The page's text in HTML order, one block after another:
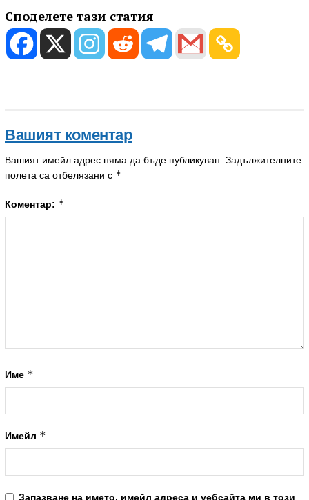
Споделете тази статия
Вашият коментар
Вашият имейл адрес няма да бъде публикуван. Задължителните
полета са отбелязани с *
Коментар: *
Име *
Имейл *
Запазване на името, имейл адреса и уебсайта ми в този